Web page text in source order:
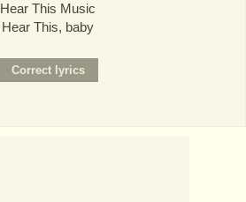
Hear This Music
Hear This, baby